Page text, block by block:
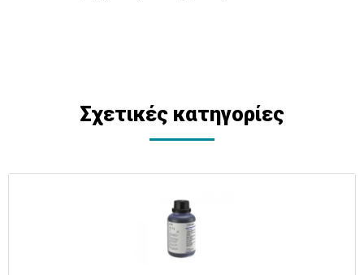
Σχετικές κατηγορίες